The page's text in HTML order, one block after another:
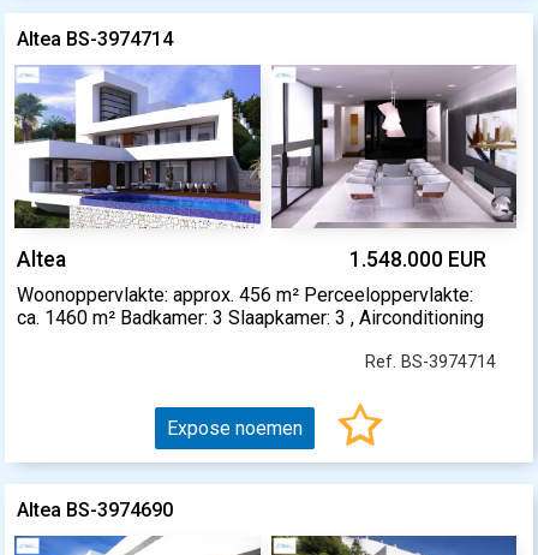
Altea BS-3974714
Altea 1.548.000 EUR
Woonoppervlakte: approx. 456 m² Perceeloppervlakte:
ca. 1460 m² Badkamer: 3 Slaapkamer: 3 , Airconditioning
Ref. BS-3974714
Expose noemen
Altea BS-3974690